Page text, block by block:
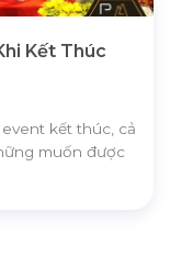
Kết Thúc
kết thúc, cả
muốn được